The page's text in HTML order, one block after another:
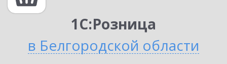
1С:Розница
в Белгородской области